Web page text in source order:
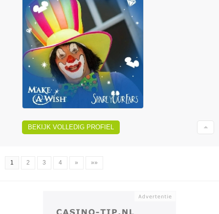
BEKIJK VOLLEDIG PROFIEL
1 2 3 4 » »»